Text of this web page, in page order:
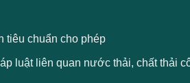
tiêu chuẩn cho phép
luật liên quan nước thải, chất thải